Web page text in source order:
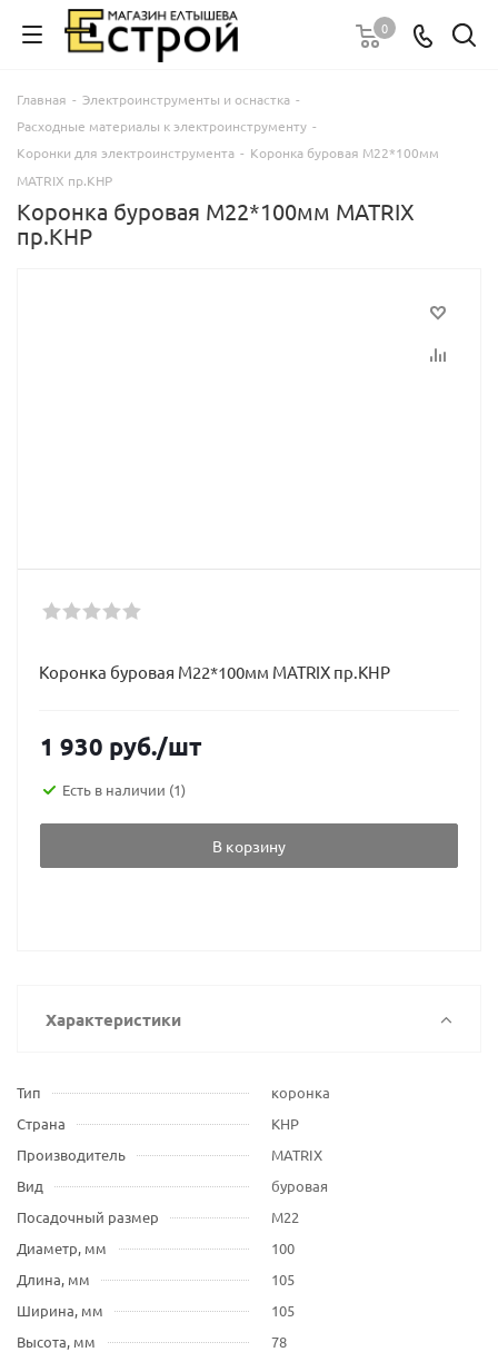
0
Главная - Электроинструменты и оснастка -
Расходные материалы к электроинструменту -
Коронки для электроинструмента - Коронка буровая М22*100мм
MATRIX пр.КНР
Коронка буровая М22*100мм MATRIX
пр.КНР
Коронка буровая М22*100мм MATRIX пр.КНР
1 930 руб./шт
Есть в наличии (1)
В корзину
Характеристики
Тип
коронка
Страна
КНР
Производитель
MATRIX
Вид
буровая
Посадочный размер
М22
Диаметр, мм
100
Длина, мм
105
Ширина, мм
105
Высота, мм
78